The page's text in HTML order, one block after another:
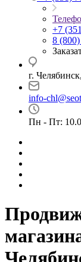
+7
8
г.
info-
Пн - Пт: